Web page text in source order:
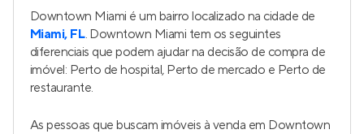
Downtown Miami é um bairro localizado na cidade de
Miami, FL. Downtown Miami tem os seguintes
diferenciais que podem ajudar na decisão de compra de
imóvel: Perto de hospital, Perto de mercado e Perto de
restaurante.
As pessoas que buscam imóveis à venda em Downtown